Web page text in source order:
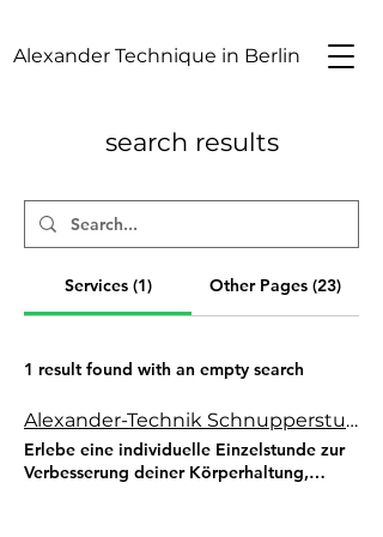
Alexander Technique in Berlin
search results
Services (1) Other Pages (23)
1 result found with an empty search
Alexander-Technik Schnupperstunde
Erlebe eine individuelle Einzelstunde zur
Verbesserung deiner Körperhaltung,